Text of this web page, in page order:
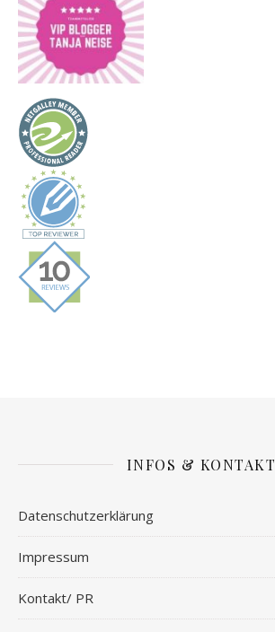
INFOS & KONTAKT
Datenschutzerklärung
Impressum
Kontakt/ PR